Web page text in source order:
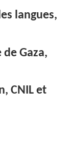
langues,
Gaza,
CNIL et